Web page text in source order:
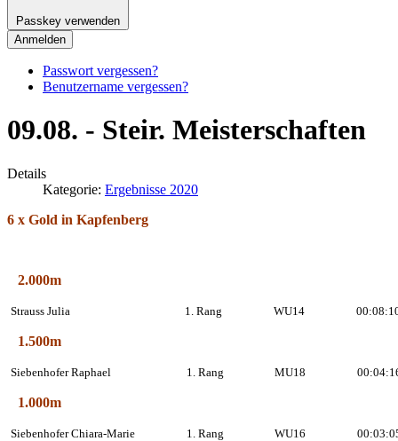
Passkey verwenden
Anmelden
Passwort vergessen?
Benutzername vergessen?
09.08. - Steir. Meisterschaften
Details
Kategorie: Ergebnisse 2020
6 x Gold in Kapfenberg
2.000m
Strauss Julia 1. Rang WU14
1.500m
Siebenhofer Raphael 1. Rang MU18
1.000m
Siebenhofer Chiara-Marie 1. Rang WU16